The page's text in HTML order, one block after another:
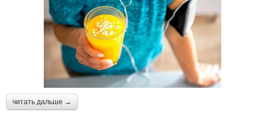
читать дальше →